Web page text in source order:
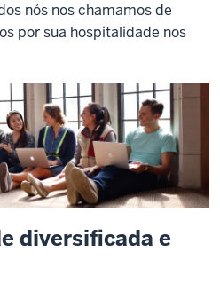
nós nos chamamos de
por sua hospitalidade nos
diversificada e